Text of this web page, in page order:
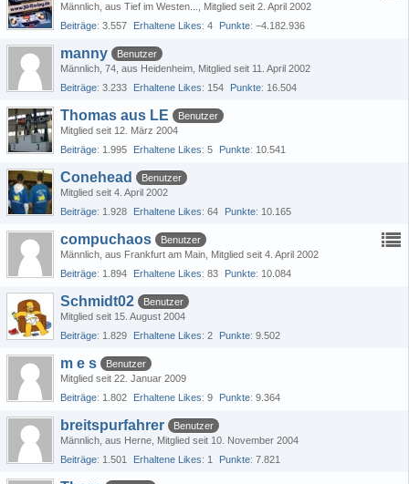
Männlich aus Tief im Westen...
Mitglied seit 2. April 2002
Beiträge 3.557 Erhaltene Likes 4 Punkte −4.182.936
manny
Benutzer
Männlich 74 aus Heidenheim Mitglied seit 11. April 2002
Beiträge 3.233 Erhaltene Likes 154 Punkte 16.504
Thomas aus LE
Benutzer
Mitglied seit 12. März 2004
Beiträge 1.995 Erhaltene Likes 5 Punkte 10.541
Conehead
Benutzer
Mitglied seit 4. April 2002
Beiträge 1.928 Erhaltene Likes 64 Punkte 10.165
compuchaos
Benutzer
Männlich aus Frankfurt am Main Mitglied seit 4. April 2002
Beiträge 1.894 Erhaltene Likes 83 Punkte 10.084
Schmidt02
Benutzer
Mitglied seit 15. August 2004
Beiträge 1.829 Erhaltene Likes 2 Punkte 9.502
m e s
Benutzer
Mitglied seit 22. Januar 2009
Beiträge 1.802 Erhaltene Likes 9 Punkte 9.364
breitspurfahrer
Benutzer
Männlich aus Herne Mitglied seit 10. November 2004
Beiträge 1.501 Erhaltene Likes 1 Punkte 7.821